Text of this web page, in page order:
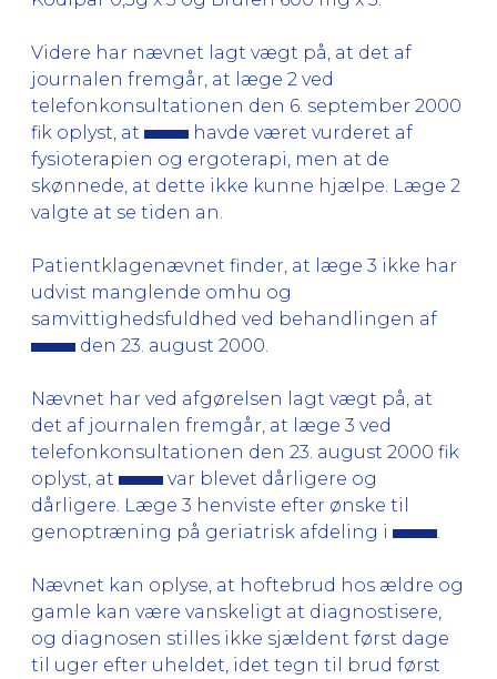
Videre har nævnet lagt vægt på, at det af
journalen fremgår, at læge 2 ved
telefonkonsultationen den 6. september 2000
fik oplyst, at
havde været vurderet af
fysioterapien og ergoterapi, men at de
skønnede, at dette ikke kunne hjælpe. Læge 2
valgte at se tiden an.
Patientklagenævnet finder, at læge 3 ikke har
udvist manglende omhu og
samvittighedsfuldhed ved behandlingen af
den 23. august 2000.
Nævnet har ved afgørelsen lagt vægt på, at
det af journalen fremgår, at læge 3 ved
telefonkonsultationen den 23. august 2000 fik
oplyst, at
var blevet dårligere og
dårligere. Læge 3 henviste efter ønske til
genoptræning på geriatrisk afdeling i
Nævnet kan oplyse, at hoftebrud hos ældre og
gamle kan være vanskeligt at diagnostisere,
og diagnosen stilles ikke sjældent først dage
til uger efter uheldet, idet tegn til brud først